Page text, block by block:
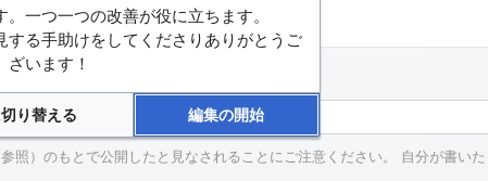
照）のもとで公開したと見なされることにご注意ください。 自分が書い
一つ一つの改善が役に立ちます。
する手助けをしてくださりありがとうご
ざいます！
り替える 編集の開始